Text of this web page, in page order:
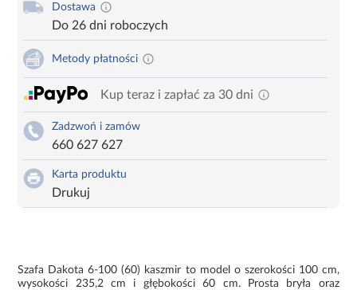
Dostawa
Do 26 dni roboczych
Metody płatności
Kup teraz i zapłać za 30 dni
Zadzwoń i zamów
660 627 627
Karta produktu
Drukuj
Szafa Dakota 6-100 (60) kaszmir to model o szerokości 100 cm,
wysokości 235,2 cm i głębokości 60 cm. Prosta bryła oraz